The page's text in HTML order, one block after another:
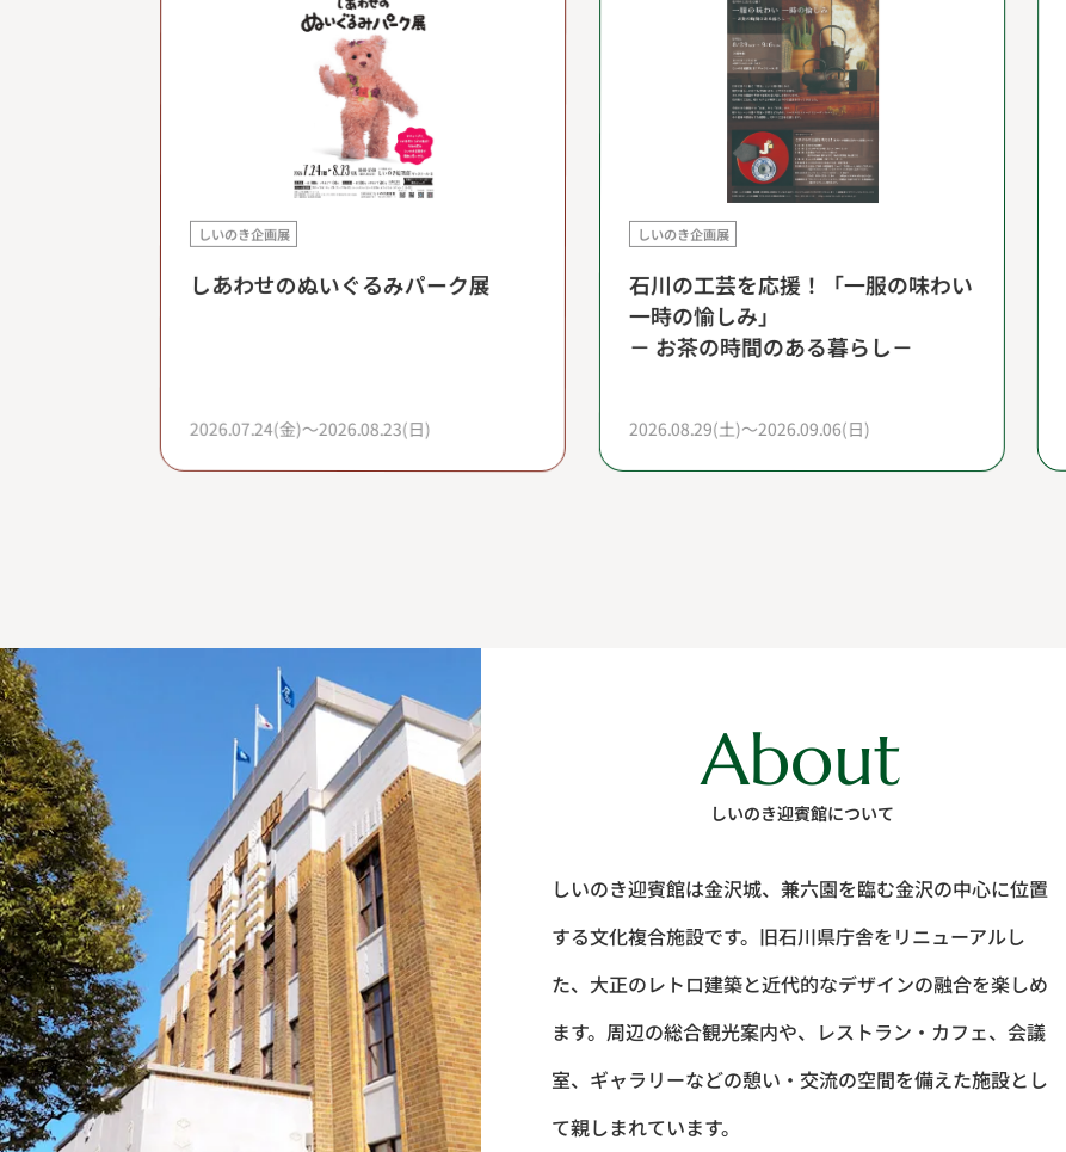
しいのき企画展
しあわせのぬいぐるみパーク展
2026.07.24(金)～2026.08.23(日)
しいのき企画展
石川の工芸を応援！「一服の味わい
一時の愉しみ」
－ お茶の時間のある暮らし－
2026.08.29(土)～2026.09.06(日)
About
しいのき迎賓館について
しいのき迎賓館は⾦沢城、兼六園を臨む⾦沢の中⼼に位置
する⽂化複合施設です。旧石川県庁舎をリニューアルし
た、⼤正のレトロ建築と近代的なデザインの融合を楽しめ
ます。周辺の総合観光案内や、レストラン‧カフェ、会議
室、ギャラリーなどの憩い‧交流の空間を備えた施設とし
て親しまれています。